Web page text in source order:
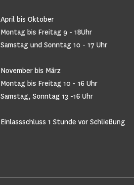
April bis Oktober
Montag bis Freitag 9 - 18Uhr
Samstag und Sonntag 10 - 17 Uhr
November bis März
Montag bis Freitag 10 - 16 Uhr
Samstag, Sonntag 13 -16 Uhr
Einlassschluss 1 Stunde vor Schließung